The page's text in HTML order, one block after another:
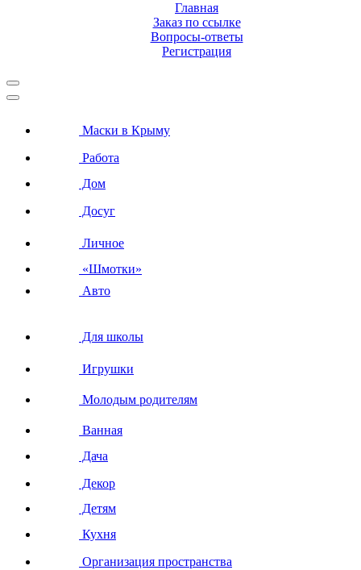
Главная
Заказ по ссылке
Вопросы-ответы
Регистрация
Маски в Крыму
Работа
Дом
Досуг
Личное
«Шмотки»
Авто
Для школы
Игрушки
Молодым родителям
Ванная
Дача
Декор
Детям
Кухня
Организация пространства